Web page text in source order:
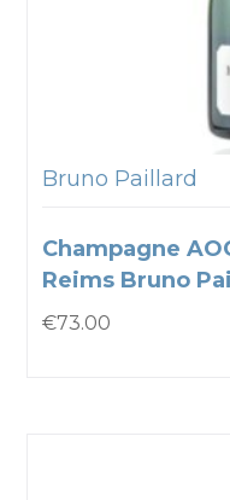
Bruno Paillard
Champagne
Reims Bruno
€73.00